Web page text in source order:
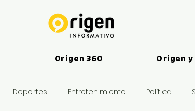
Origen 360 Origen
Deportes Entretenimiento Política